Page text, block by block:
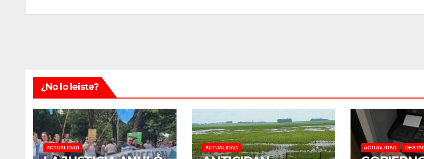
entradas
¿No lo leiste?
ACTUALIDAD ACTUALIDAD ACTUALIDAD